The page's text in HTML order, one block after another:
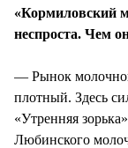
«Кормиловский
неспроста. Чем
— Рынок
плотный. Здесь
«Утренняя
Любинского